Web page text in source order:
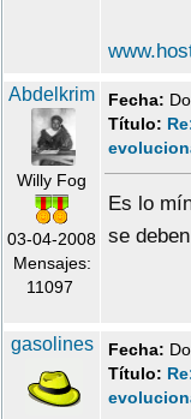
Abdelkrim
Willy Fog
03-04-2008
Mensajes:
11097
Fecha:
Título:
Es lo
se
gasolines Fecha:
Título: